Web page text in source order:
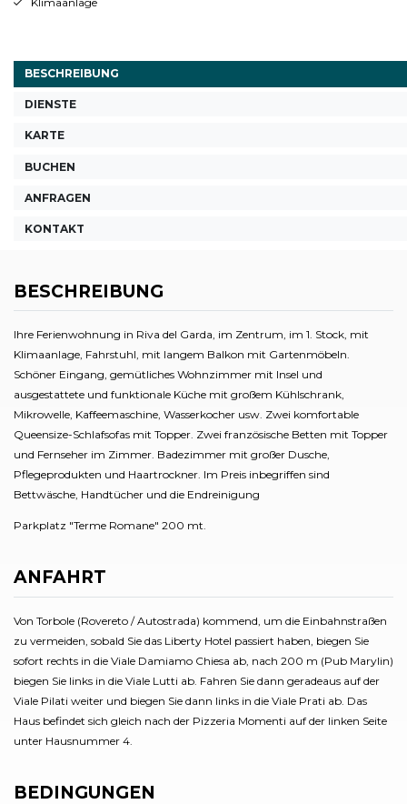
BESCHREIBUNG
DIENSTE
KARTE
BUCHEN
ANFRAGEN
KONTAKT
BESCHREIBUNG
Ihre Ferienwohnung in Riva del Garda, im Zentrum, im 1. Stock, mit
Klimaanlage, Fahrstuhl, mit langem Balkon mit Gartenmöbeln.
Schöner Eingang, gemütliches Wohnzimmer mit Insel und
ausgestattete und funktionale Küche mit großem Kühlschrank,
Mikrowelle, Kaffeemaschine, Wasserkocher usw. Zwei komfortable
Queensize-Schlafsofas mit Topper. Zwei französische Betten mit Topper
und Fernseher im Zimmer. Badezimmer mit großer Dusche,
Pflegeprodukten und Haartrockner. Im Preis inbegriffen sind
Bettwäsche, Handtücher und die Endreinigung
Parkplatz "Terme Romane" 200 mt.
ANFAHRT
Von Torbole (Rovereto / Autostrada) kommend, um die Einbahnstraßen
zu vermeiden, sobald Sie das Liberty Hotel passiert haben, biegen Sie
sofort rechts in die Viale Damiamo Chiesa ab, nach 200 m (Pub Marylin)
biegen Sie links in die Viale Lutti ab. Fahren Sie dann geradeaus auf der
Viale Pilati weiter und biegen Sie dann links in die Viale Prati ab. Das
Haus befindet sich gleich nach der Pizzeria Momenti auf der linken Seite
unter Hausnummer 4.
BEDINGUNGEN